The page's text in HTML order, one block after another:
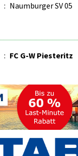
: Naumburger SV 05
: FC G-W Piesteritz